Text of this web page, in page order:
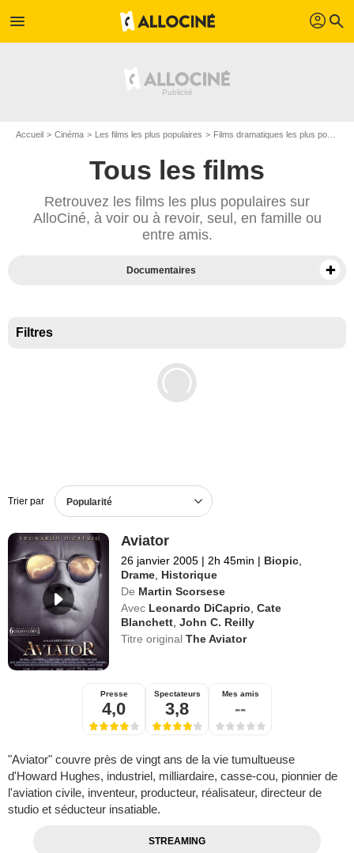
menu profil search
Accueil Cinéma Les films les plus populaires Films dramatiques les plus populaires
Tous les films
Retrouvez les films les plus populaires sur
AlloCiné, à voir ou à revoir, seul, en famille ou
entre amis.
Documentaires
Filtres
Trier par Popularité
Aviator
26 janvier 2005 | 2h 45min | Biopic
Drame Historique
De Martin Scorsese
Avec Leonardo DiCaprio ,Cate
Blanchett ,John C. Reilly
Titre originalThe Aviator
Presse
4,0
Spectateurs
3,8
Mes amis
--
"Aviator" couvre près de vingt ans de la vie tumultueuse
d'Howard Hughes, industriel, milliardaire, casse-cou, pionnier de
l'aviation civile, inventeur, producteur, réalisateur, directeur de
studio et séducteur insatiable.
STREAMING